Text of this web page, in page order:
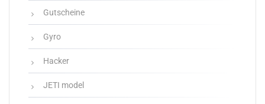
Gutscheine
Gyro
Hacker
JETI model